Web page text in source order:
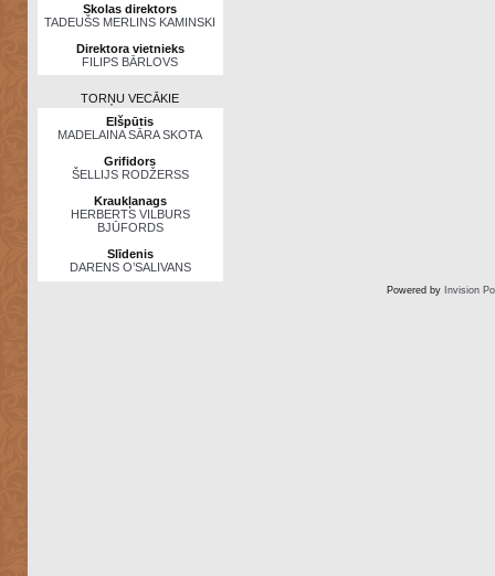
Skolas direktors
TADEUŠS MERLINS KAMINSKI
Direktora vietnieks
FILIPS BĀRLOVS
TORŅU VECĀKIE
Elšpūtis
MADELAINA SĀRA SKOTA
Grifidors
ŠELLIJS RODŽERSS
Kraukļanags
HERBERTS VILBURS
BJŪFORDS
Slīdenis
DARENS O’SALIVANS
Powered by Invision